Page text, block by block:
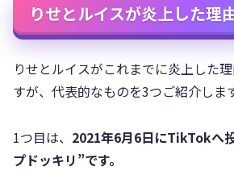
りせとルイスが炎上した理
りせとルイスがこれまでに炎上した
すが、代表的なものを3つご紹介します
1つ目は、 2021年6月6日にTikTokへ
プドッキリ”です。